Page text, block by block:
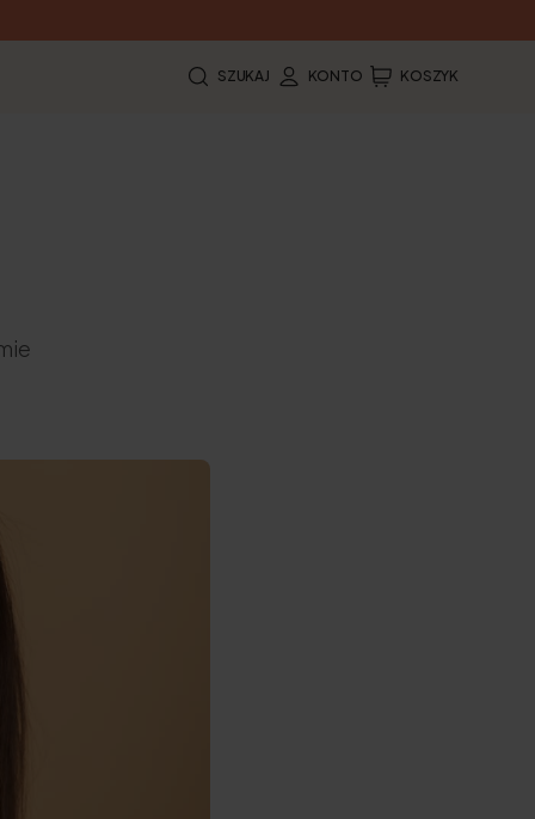
SZUKAJ KONTO KOSZYK